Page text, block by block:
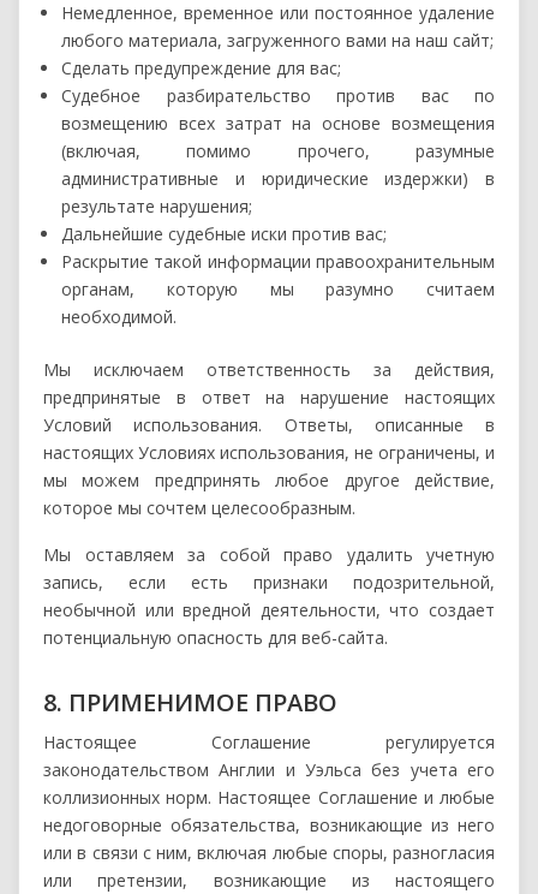
Немедленное, временное или постоянное удаление
любого материала, загруженного вами на наш сайт;
Сделать предупреждение для вас;
Судебное разбирательство против вас по
возмещению всех затрат на основе возмещения
(включая, помимо прочего, разумные
административные и юридические издержки) в
результате нарушения;
Дальнейшие судебные иски против вас;
Раскрытие такой информации правоохранительным
органам, которую мы разумно считаем
необходимой.
Мы исключаем ответственность за действия,
предпринятые в ответ на нарушение настоящих
Условий использования. Ответы, описанные в
настоящих Условиях использования, не ограничены, и
мы можем предпринять любое другое действие,
которое мы сочтем целесообразным.
Мы оставляем за собой право удалить учетную
запись, если есть признаки подозрительной,
необычной или вредной деятельности, что создает
потенциальную опасность для веб-сайта.
8. ПРИМЕНИМОЕ ПРАВО
Настоящее Соглашение регулируется
законодательством Англии и Уэльса без учета его
коллизионных норм. Настоящее Соглашение и любые
недоговорные обязательства, возникающие из него
или в связи с ним, включая любые споры, разногласия
или претензии, возникающие из настоящего